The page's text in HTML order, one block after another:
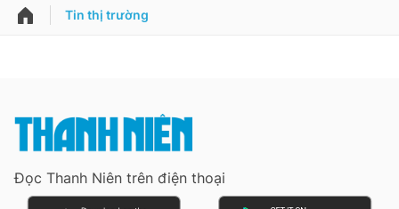
QUẢNG CÁO ĐẶT BÁO
Chuyên mục
Chuyên mục khác
Đổi mật khẩu
Tin đã xem
Tin thị trường
Đọc Thanh Niên trên điện thoại